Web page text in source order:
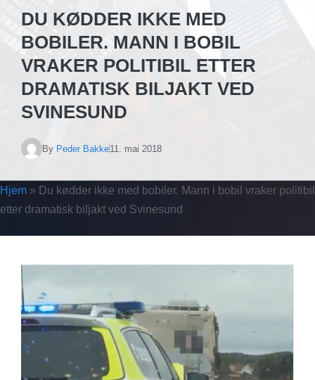
DU KØDDER IKKE MED
BOBILER. MANN I BOBIL
VRAKER POLITIBIL ETTER
DRAMATISK BILJAKT VED
SVINESUND
By Peder Bakke11. mai 2018
Hjem » Du kødder ikke med bobiler. Mann i bobil vraker politibil
etter dramatisk biljakt ved Svinesund